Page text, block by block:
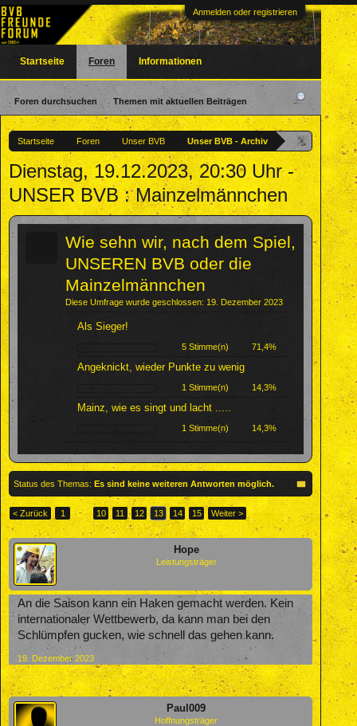
Anmelden oder registrieren
Startseite Foren Unser BVB Unser BVB - Archiv
Dienstag, 19.12.2023, 20:30 Uhr -
UNSER BVB : Mainzelmännchen
Wie sehn wir, nach dem Spiel,
UNSEREN BVB oder die
Mainzelmännchen
Diese Umfrage wurde geschlossen: 19. Dezember 2023
Als Sieger!
5 Stimme(n) 71,4%
Angeknickt, wieder Punkte zu wenig
1 Stimme(n) 14,3%
Mainz, wie es singt und lacht .....
1 Stimme(n) 14,3%
Status des Themas: Es sind keine weiteren Antworten möglich.
< Zurück 1 ← 10 11 12 13 14 15 Weiter >
Hope
Leistungsträger
An die Saison kann ein Haken gemacht werden. Kein
internationaler Wettbewerb, da kann man bei den
Schlümpfen gucken, wie schnell das gehen kann.
19. Dezember 2023
Paul009
Hoffnungsträger
Startseite Foren
Foren durchsuchen Themen mit aktuellen Beiträgen
Informationen